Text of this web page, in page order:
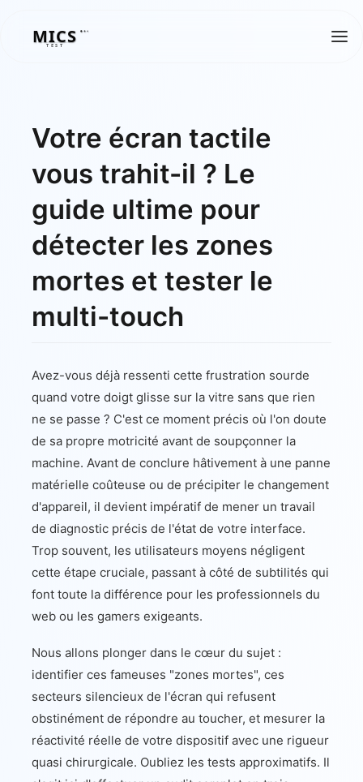
MICS
MICS
TEST
Votre écran tactile
vous trahit-il ? Le
guide ultime pour
détecter les zones
mortes et tester le
multi-touch
Avez-vous déjà ressenti cette frustration sourde
quand votre doigt glisse sur la vitre sans que rien
ne se passe ? C'est ce moment précis où l'on doute
de sa propre motricité avant de soupçonner la
machine. Avant de conclure hâtivement à une panne
matérielle coûteuse ou de précipiter le changement
d'appareil, il devient impératif de mener un travail
de diagnostic précis de l'état de votre interface.
Trop souvent, les utilisateurs moyens négligent
cette étape cruciale, passant à côté de subtilités qui
font toute la différence pour les professionnels du
web ou les gamers exigeants.
Nous allons plonger dans le cœur du sujet :
identifier ces fameuses "zones mortes", ces
secteurs silencieux de l'écran qui refusent
obstinément de répondre au toucher, et mesurer la
réactivité réelle de votre dispositif avec une rigueur
quasi chirurgicale. Oubliez les tests approximatifs. Il